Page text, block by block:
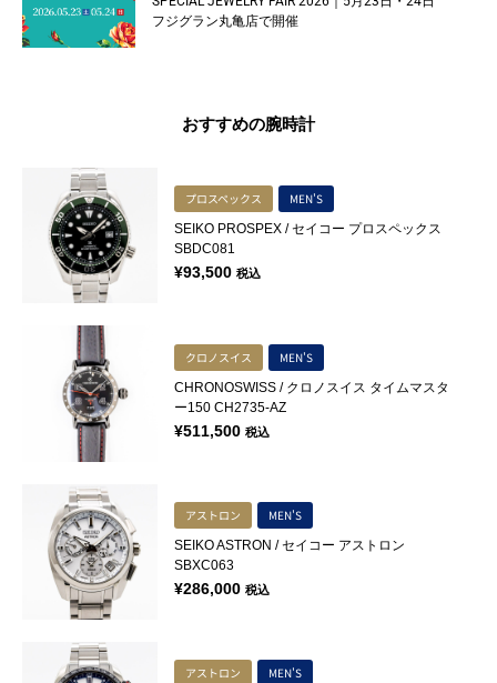
フジグラン丸亀店で開催
おすすめの腕時計
プロスペックス MEN'S
SEIKO PROSPEX / セイコー プロスペックス
SBDC081
¥93,500 税込
クロノスイス MEN'S
CHRONOSWISS / クロノスイス タイムマスタ
ー150 CH2735-AZ
¥511,500 税込
アストロン MEN'S
SEIKO ASTRON / セイコー アストロン
SBXC063
¥286,000 税込
アストロン MEN'S